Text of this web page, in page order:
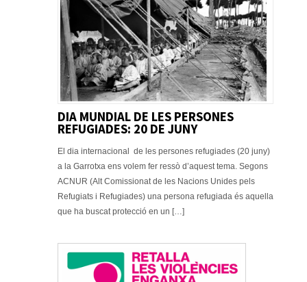
DIA MUNDIAL DE LES PERSONES
REFUGIADES: 20 DE JUNY
El dia internacional de les persones refugiades (20 juny)
a la Garrotxa ens volem fer ressò d’aquest tema. Segons
ACNUR (Alt Comissionat de les Nacions Unides pels
Refugiats i Refugiades) una persona refugiada és aquella
que ha buscat protecció en un […]